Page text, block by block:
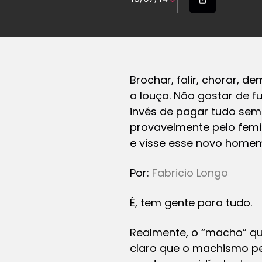
Brochar, falir, chorar,
a louça. Não gostar de
invés de pagar tudo
provavelmente pelo
e visse esse novo
Por: Fabricio Longo
É, tem gente para tudo.
Realmente, o “macho”
claro que o machismo